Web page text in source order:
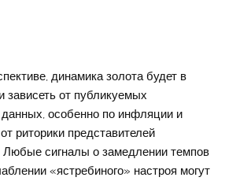
динамика золота будет в
зависеть от публикуемых
особенно по инфляции и
риторики представителей
Любые сигналы о замедлении темпов
«ястребиного» настроя могут